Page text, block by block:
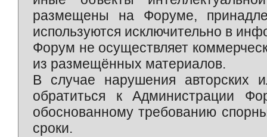
размещены на Форуме,
используются исключительно в
Форум не осуществляет
из размещённых материалов.
В случае нарушения авторских
обратиться к Администрации
обоснованному требованию
сроки.